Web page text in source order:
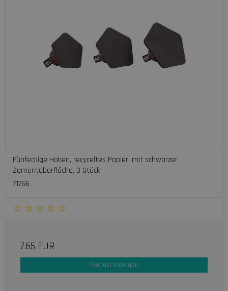
Fünfeckige Haken, recyceltes Papier, mit schwarzer
Zementoberfläche, 3 Stück
71766
7.65 EUR
Produkt anzeigen